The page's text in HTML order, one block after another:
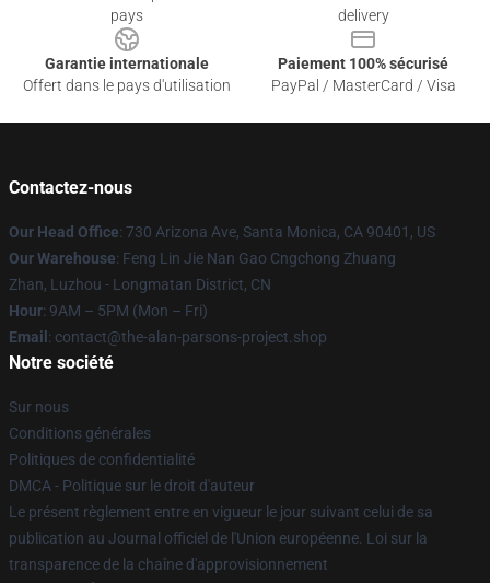
pays
delivery
Garantie internationale
Offert dans le pays d'utilisation
Paiement 100% sécurisé
PayPal / MasterCard / Visa
Contactez-nous
Our Head Office: 730 Arizona Ave, Santa Monica, CA 90401, US
Our Warehouse: Feng Lin Jie Nan Gao Cngchong Zhuang
Zhan, Luzhou - Longmatan District, CN
Hour: 9AM – 5PM (Mon – Fri)
Email : contact@the-alan-parsons-project.shop
Notre société
Sur nous
Conditions générales
Politiques de confidentialité
DMCA - Politique sur le droit d'auteur
Le présent règlement entre en vigueur le jour suivant celui de sa
publication au Journal officiel de l'Union européenne. Loi sur la
transparence de la chaîne d'approvisionnement